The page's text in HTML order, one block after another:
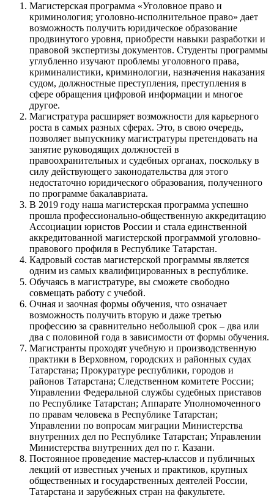
Магистерская программа «Уголовное право и
криминология; уголовно-исполнительное право» дает
возможность получить юридическое образование
продвинутого уровня, приобрести навыки разработки и
правовой экспертизы документов. Студенты программы
углубленно изучают проблемы уголовного права,
криминалистики, криминологии, назначения наказания
судом, должностные преступления, преступления в
сфере обращения цифровой информации и многое
другое.
Магистратура расширяет возможности для карьерного
роста в самых разных сферах. Это, в свою очередь,
позволяет выпускнику магистратуры претендовать на
занятие руководящих должностей в
правоохранительных и судебных органах, поскольку в
силу действующего законодательства для этого
недостаточно юридического образования, полученного
по программе бакалавриата.
В 2019 году наша магистерская программа успешно
прошла профессионально-общественную аккредитацию
Ассоциации юристов России и стала единственной
аккредитованной магистерской программой уголовно-
правового профиля в Республике Татарстан.
Кадровый состав магистерской программы является
одним из самых квалифицированных в республике.
Обучаясь в магистратуре, вы сможете свободно
совмещать работу с учебой.
Очная и заочная формы обучения, что означает
возможность получить вторую и даже третью
профессию за сравнительно небольшой срок – два или
два с половиной года в зависимости от формы обучения.
Магистранты проходят учебную и производственную
практики в Верховном, городских и районных судах
Татарстана; Прокуратуре республики, городов и
районов Татарстана; Следственном комитете России;
Управлении Федеральной службы судебных приставов
по Республике Татарстан; Аппарате Уполномоченного
по правам человека в Республике Татарстан;
Управлении по вопросам миграции Министерства
внутренних дел по Республике Татарстан; Управлении
Министерства внутренних дел по г. Казани.
Постоянное проведение мастер-классов и публичных
лекций от известных ученых и практиков, крупных
общественных и государственных деятелей России,
Татарстана и зарубежных стран на факультете.